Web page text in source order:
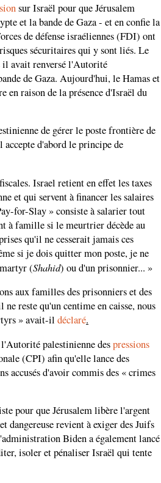
sur Israël pour que Jérusalem
et la bande de Gaza - et en confie la
de défense israéliennes (FDI) ont
sécuritaires qui y sont liés. Le
il avait renversé l'Autorité
de Gaza. Aujourd'hui, le Hamas et
en raison de la présence d'Israël du
de gérer le poste frontière de
d'abord le principe de
Israel retient en effet les taxes
et qui servent à financer les salaires
for-Slay » consiste à salarier tout
à famille si le meurtrier décède au
qu'il ne cesserait jamais ces
si je dois quitter mon poste, je ne
(Shahid) ou d'un prisonnier... »
aux familles des prisonniers et des
reste qu'un centime en caisse, nous
» avait-il déclaré.
palestinienne despressions
(CPI) afin qu'elle lance des
accusés d'avoir commis des « crimes
pour que Jérusalem libère l'argent
dangereuse revient à exiger des Juifs
Biden a également lancé
isoler et pénaliser Israël qui tente